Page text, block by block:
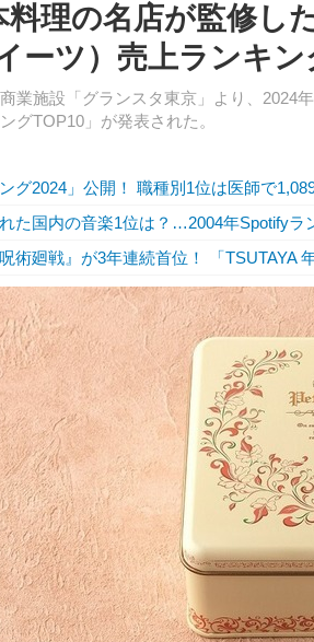
料理の名店が監修し
ーツ）売上ランキ
業施設「グランスタ東京」より、2024
グTOP10」が発表された。
グ2024」公開！ 職種別1位は医師で
た国内の音楽1位は？…2004年Spotifyラ
術廻戦』が3年連続首位！ 「TSUTAYA